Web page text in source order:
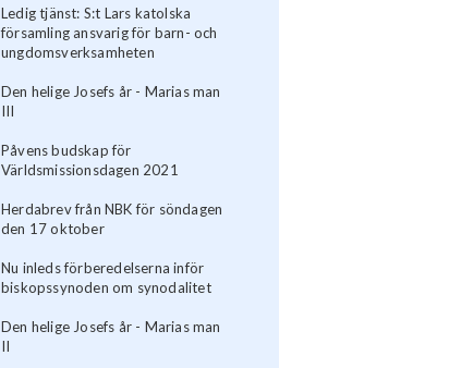
Ledig tjänst: S:t Lars katolska
församling ansvarig för barn- och
ungdomsverksamheten
Den helige Josefs år - Marias man
III
Påvens budskap för
Världsmissionsdagen 2021
Herdabrev från NBK för söndagen
den 17 oktober
Nu inleds förberedelserna inför
biskopssynoden om synodalitet
Den helige Josefs år - Marias man
II